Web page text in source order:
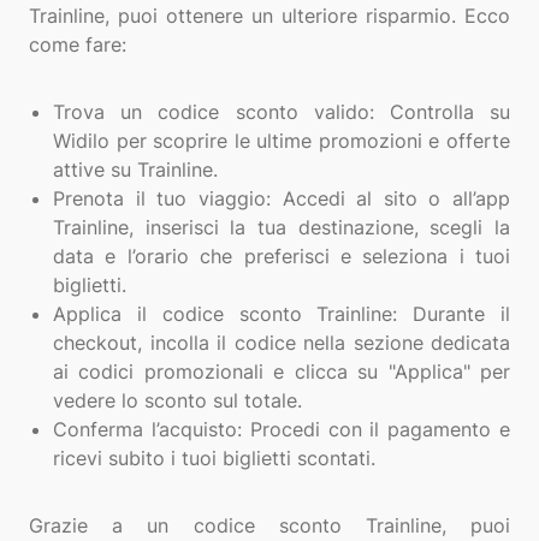
Trainline, puoi ottenere un ulteriore risparmio. Ecco
come fare:
Trova un codice sconto valido: Controlla su
Widilo per scoprire le ultime promozioni e offerte
attive su Trainline.
Prenota il tuo viaggio: Accedi al sito o all’app
Trainline, inserisci la tua destinazione, scegli la
data e l’orario che preferisci e seleziona i tuoi
biglietti.
Applica il codice sconto Trainline: Durante il
checkout, incolla il codice nella sezione dedicata
ai codici promozionali e clicca su "Applica" per
vedere lo sconto sul totale.
Conferma l’acquisto: Procedi con il pagamento e
ricevi subito i tuoi biglietti scontati.
Grazie a un codice sconto Trainline, puoi